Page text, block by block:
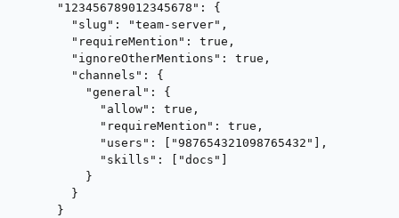
        "123456789012345678": {
          "slug": "team-server",
          "requireMention": true,
          "ignoreOtherMentions": true,
          "channels": {
            "general": {
              "allow": true,
              "requireMention": true,
              "users": ["987654321098765432"],
              "skills": ["docs"]
            }
          }
        }